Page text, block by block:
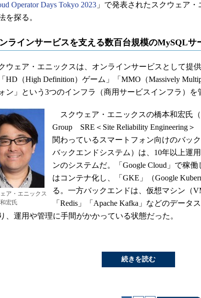
Operator Days Tokyo 2023 」で発表されたスクウェア
を探る。
ラインサービスを支える数百台規模のMySQLサ
ウェア・エニックスは、オンラインサービスとして提
HD（High Definition）ゲーム」「MMO（Massively
ン」という3つのインフラ（商用サービスインフラ）を
ア・エニックス
宏氏
スクウェア・エニックスの橋本和宏氏（
Group SRE＜Site Reliability Engineering
関わっているスマートフォン向けのバッ
バックエンドシステム）は、10年以上運
ンのシステムだ。「Google Cloud」で稼
はコンテナ化し、「GKE」（Google
る。一方バックエンドは、仮想マシン（
「Redis」「Apache Kafka」などのデータ
、運用や管理に手間がかかっている状態だった。
続きを読む